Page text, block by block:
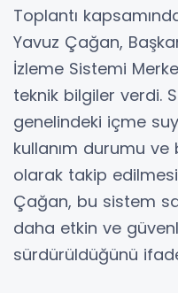
Toplantı
Yavuz Çağan,
İzleme Sistemi
teknik bilgiler verdi.
genelindeki içme
kullanım durumu ve
olarak takip
Çağan, bu sistem
daha etkin ve
sürdürüldüğünü